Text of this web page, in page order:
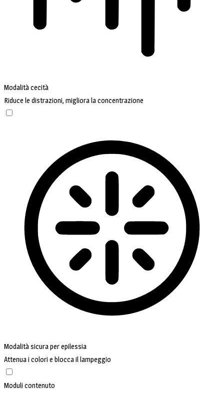
Modalità cecità
Riduce le distrazioni, migliora la concentrazione
Modalità sicura per epilessia
Attenua i colori e blocca il lampeggio
Moduli contenuto